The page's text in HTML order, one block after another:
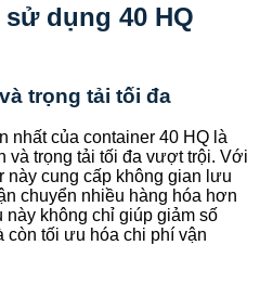
dụng 40 HQ
trọng tải tối đa
nhất của container 40 HQ là
và trọng tải tối đa vượt trội. Với
này cung cấp không gian lưu
chuyển nhiều hàng hóa hơn
không chỉ giúp giảm số
còn tối ưu hóa chi phí vận